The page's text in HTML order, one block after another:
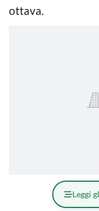
ottava.
Leggi